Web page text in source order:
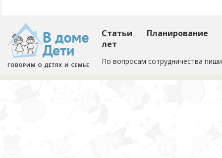
Статьи
Планирование
лет
По вопросам сотрудничества